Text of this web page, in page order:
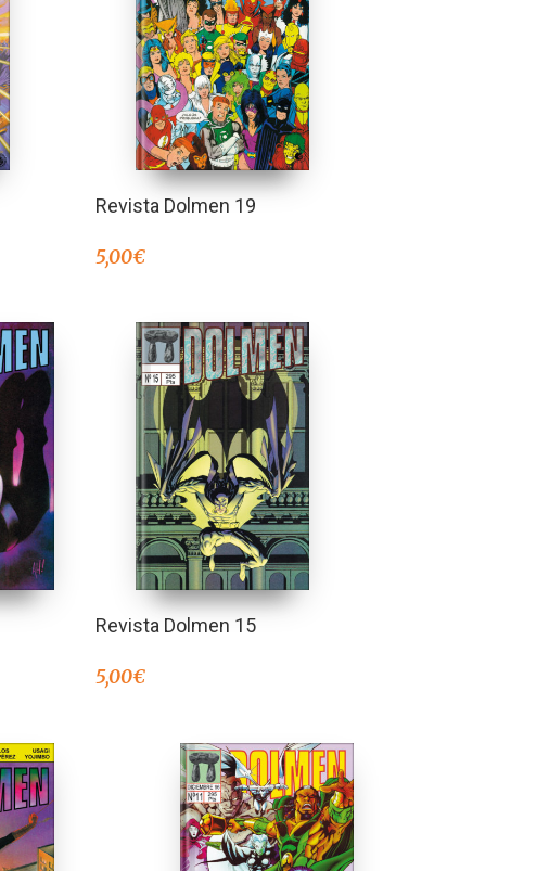
Revista Dolmen 19
5,00€
Revista Dolmen 15
5,00€